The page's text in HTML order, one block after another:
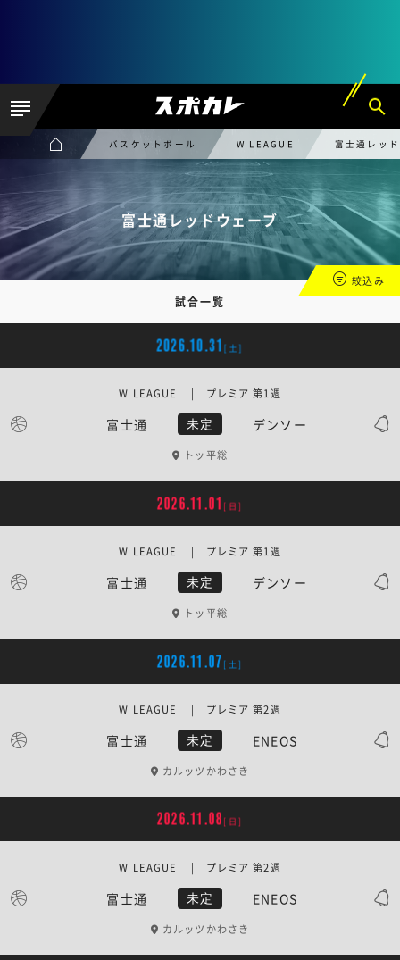
バスケットボール W LEAGUE 富士通レッ
富士通レッドウェーブ
試合一覧
絞込み
2026.10.31 [土]
富士通 未定 デンソー
W LEAGUE | プレミア 第1週
トッ平総
2026.11.01 [日]
富士通 未定 デンソー
W LEAGUE | プレミア 第1週
トッ平総
2026.11.07 [土]
富士通 未定 ENEOS
W LEAGUE | プレミア 第2週
カルッツかわさき
2026.11.08 [日]
富士通 未定 ENEOS
W LEAGUE | プレミア 第2週
カルッツかわさき